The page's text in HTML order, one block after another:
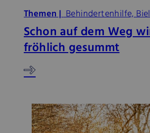
Themen |Behindertenhilfe,
Schon auf dem Weg
fröhlich gesummt